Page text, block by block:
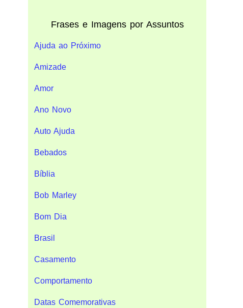
Frases e Imagens por Assuntos
Ajuda ao Próximo
Amizade
Amor
Ano Novo
Auto Ajuda
Bebados
Bíblia
Bob Marley
Bom Dia
Brasil
Casamento
Comportamento
Datas Comemorativas